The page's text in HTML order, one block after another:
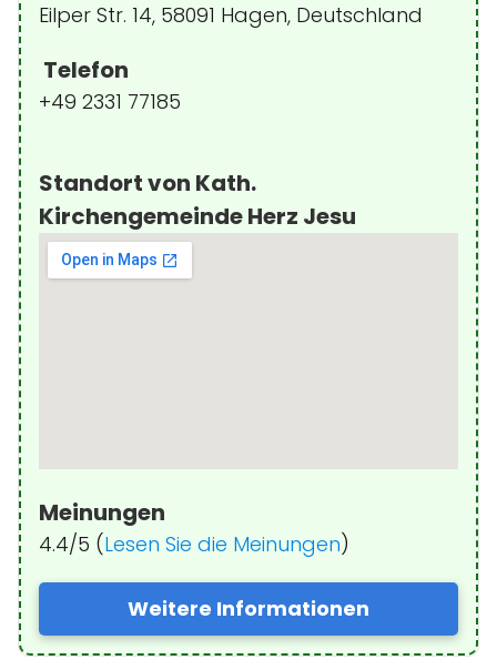
Eilper Str. 14, 58091 Hagen, Deutschland
Telefon
+49 2331 77185
Standort von Kath.
Kirchengemeinde Herz Jesu
Meinungen
4.4/5 (Lesen Sie die Meinungen)
Weitere Informationen